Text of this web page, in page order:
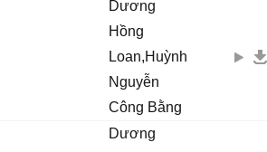
Dương
Hồng
Loan,Huỳnh
Nguyễn
Công Bằng
Dương